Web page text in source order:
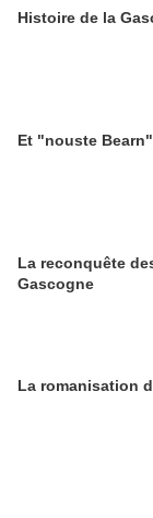
Histoire de la
Et "nouste
La reconquête
Gascogne
La romanisation